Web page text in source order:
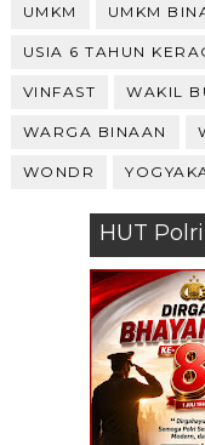
UMKM UMKM
USIA 6 TAHUN
VINFAST WAKIL
WARGA BINAAN
WONDR
HUT Polri